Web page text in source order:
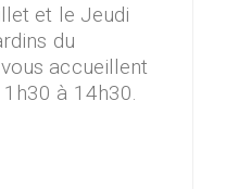
et le Jeudi
du
accueillent
à 14h30.